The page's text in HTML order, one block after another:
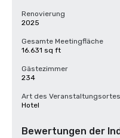
Renovierung
2025
Gesamte Meetingfläche
16.631 sq ft
Gästezimmer
234
Art des Veranstaltungsortes
Hotel
Bewertungen der